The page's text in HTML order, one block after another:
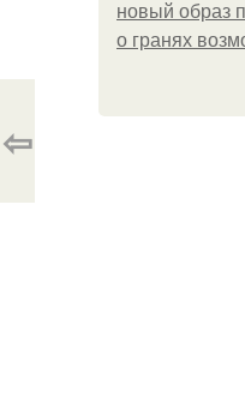
новый образ
о гранях
⇦